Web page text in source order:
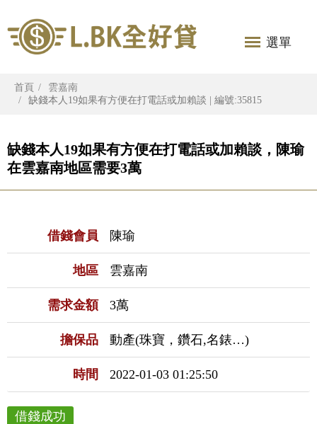
選單
首頁
雲嘉南
缺錢本人19如果有方便在打電話或加賴談 | 編號:35815
缺錢本人19如果有方便在打電話或加賴談，陳瑜
在雲嘉南地區需要3萬
借錢會員 陳瑜
地區 雲嘉南
需求金額 3萬
擔保品 動產(珠寶，鑽石,名錶…)
時間 2022-01-03 01:25:50
借錢成功